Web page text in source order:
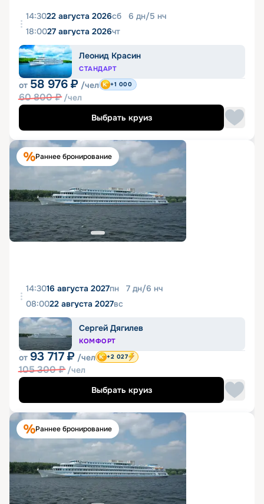
14:3022 августа 2026сб 6 дн/5 нч
18:0027 августа 2026чт
Леонид Красин
СТАНДАРТ
от 58 976 ₽ /чел
60 800₽ /чел
+1 000
Выбрать круиз
Раннее бронирование
14:3016 августа 2027пн 7 дн/6 нч
08:0022 августа 2027вс
Сергей Дягилев
КОМФОРТ
от 93 717 ₽ /чел
105 300₽ /чел
+2 027
Выбрать круиз
Раннее бронирование